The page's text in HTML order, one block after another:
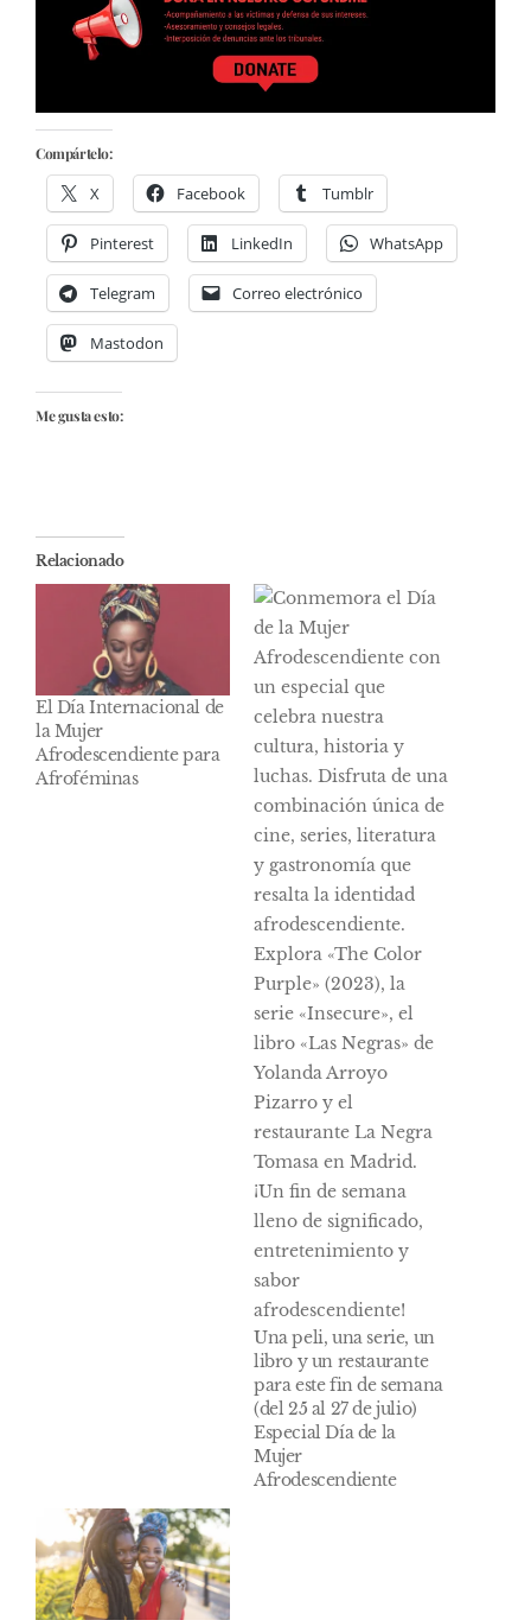
Compártelo:
X Facebook Tumblr
Pinterest LinkedIn WhatsApp
Telegram Correo electrónico
Mastodon
Me gusta esto:
Relacionado
El Día Internacional de
la Mujer
Afrodescendiente para
Afroféminas
Una peli, una serie, un
libro y un restaurante
para este fin de semana
(del 25 al 27 de julio)
Especial Día de la
Mujer
Afrodescendiente